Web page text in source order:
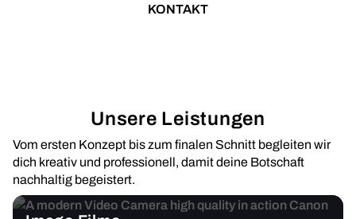
KONTAKT
Unsere Leistungen
Vom ersten Konzept bis zum finalen Schnitt begleiten wir
dich kreativ und professionell, damit deine Botschaft
nachhaltig begeistert.